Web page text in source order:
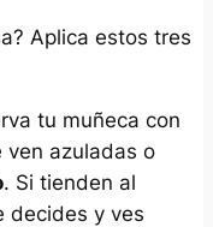
Aplica estos tres
tu muñeca con
ven azuladas o
. Si tienden al
decides y ves